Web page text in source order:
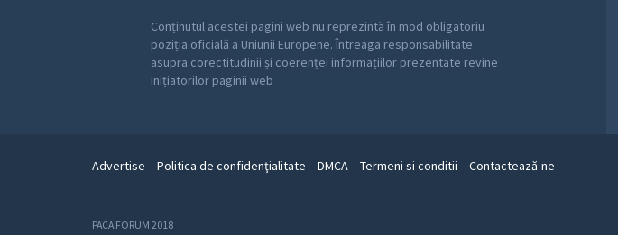
Conținutul acestei pagini web nu reprezintă în mod obligatoriu
poziția oficială a Uniunii Europene. Întreaga responsabilitate
asupra corectitudinii și coerenței informațiilor prezentate revine
inițiatorilor paginii web
Advertise Politica de confidenţialitate DMCA Termeni si conditii Contactează-ne
PACA FORUM 2018